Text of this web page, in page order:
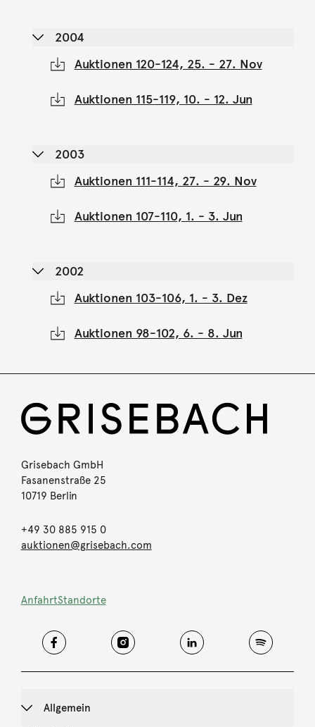
2004
Auktionen 120-124, 25. - 27. Nov
Auktionen 115-119, 10. - 12. Jun
2003
Auktionen 111-114, 27. - 29. Nov
Auktionen 107-110, 1. - 3. Jun
2002
Auktionen 103-106, 1. - 3. Dez
Auktionen 98-102, 6. - 8. Jun
Grisebach GmbH
Fasanenstraße 25
10719 Berlin
+49 30 885 915 0
auktionen@grisebach.com
AnfahrtStandorte
Allgemein